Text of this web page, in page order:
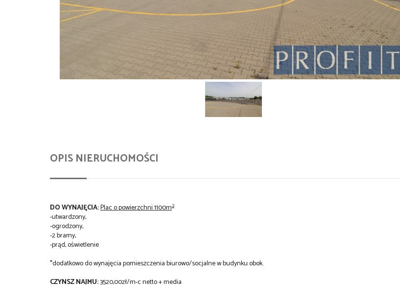
OPIS NIERUCHOMOŚCI
DO WYNAJĘCIA:Plac o powierzchni 1100m2
-utwardzony,
-ogrodzony,
-2 bramy,
-prąd, oświetlenie
*dodatkowo do wynajęcia pomieszczenia biurowo/socjalne w budynku obok.
CZYNSZ NAJMU:3520,00zł/m-c netto + media